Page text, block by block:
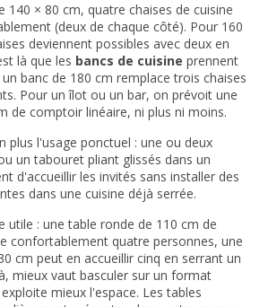
140 × 80 cm, quatre chaises de cuisine
(deux de chaque côté). Pour 160
deviennent possibles avec deux en
là que les bancs de cuisine prennent
banc de 180 cm remplace trois chaises
Pour un îlot ou un bar, on prévoit une
de comptoir linéaire, ni plus ni moins.
plus l'usage ponctuel : une ou deux
untabouret pliant glissés dans un
d'accueillir les invités sans installer des
dans une cuisine déjà serrée.
utile : une table ronde de 110 cm de
confortablement quatre personnes, une
cm peut en accueillir cinq en serrant un
mieux vaut basculer sur un format
mieux l'espace. Les tables